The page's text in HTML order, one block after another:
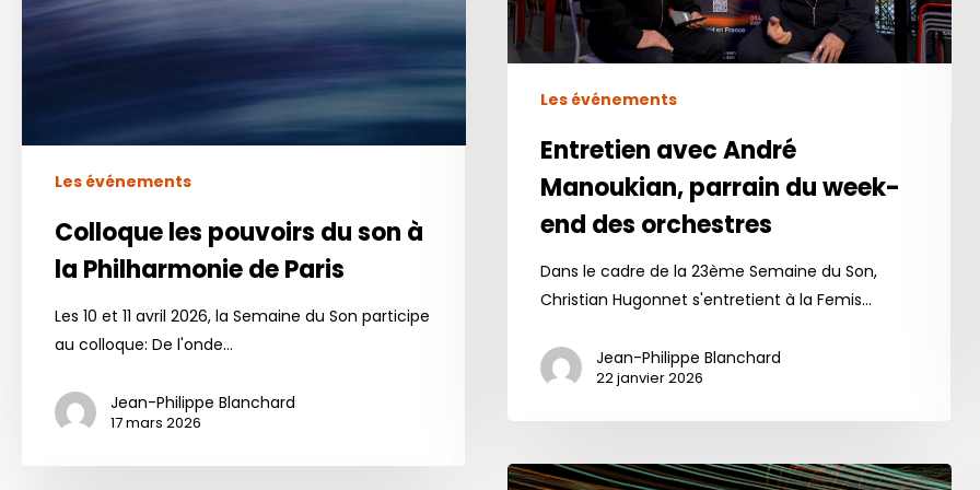
Philharmonie
Les événements
Colloque les pouvoirs du son à
la Philharmonie de Paris
Les 10 et 11 avril 2026, la Semaine du Son participe
au colloque: De l'onde…
Jean-Philippe Blanchard
17 mars 2026
end
des
Les événements
Entretien avec André
Manoukian, parrain du week-
end des orchestres
Dans le cadre de la 23ème Semaine du Son,
Christian Hugonnet s'entretient à la Femis…
Jean-Philippe Blanchard
22 janvier 2026
Janvier